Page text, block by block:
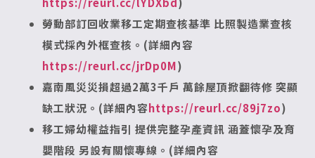
勞動部訂回收業移工定期查核基準 比照製造業查核
模式採內外框查核。(詳細內容
https://reurl.cc/jrDp0M)
嘉南風災災損超過2萬3千戶 萬餘屋頂掀翻待修 突顯
缺工狀況。(詳細內容https://reurl.cc/89j7zo)
移工婦幼權益指引 提供完整孕產資訊 涵蓋懷孕及育
嬰階段 另設有關懷專線。(詳細內容